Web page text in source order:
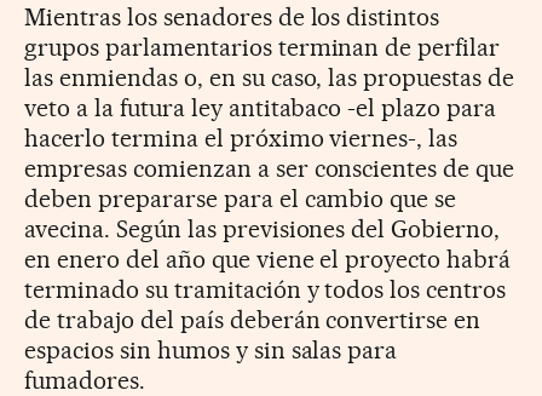
Mientras los senadores de los distintos
grupos parlamentarios terminan de perfilar
las enmiendas o, en su caso, las propuestas de
veto a la futura ley antitabaco -el plazo para
hacerlo termina el próximo viernes-, las
empresas comienzan a ser conscientes de que
deben prepararse para el cambio que se
avecina. Según las previsiones del Gobierno,
en enero del año que viene el proyecto habrá
terminado su tramitación y todos los centros
de trabajo del país deberán convertirse en
espacios sin humos y sin salas para
fumadores.